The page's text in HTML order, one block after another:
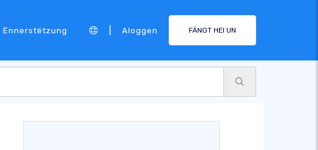
Ënnerstëtzung Aloggen FÄNGT HEI UN